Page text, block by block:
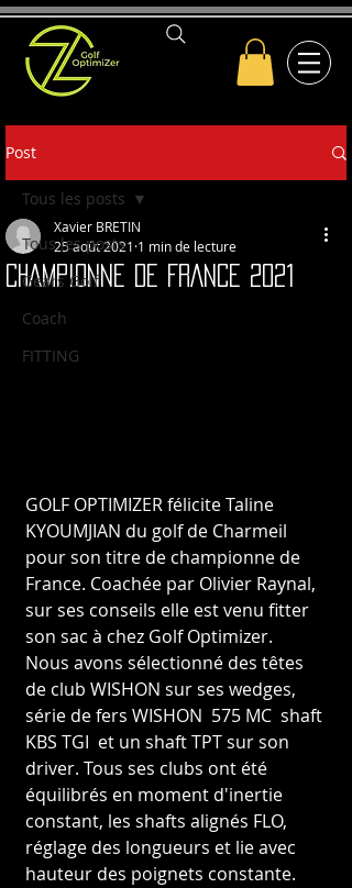
Post
Tous les posts
Gears Golf
Coach
FITTING
Tous les posts
CHAMPIONNE DE FRANCE 2021
Xavier BRETIN
25 août 2021 1 min de lecture
GOLF OPTIMIZER félicite Taline
KYOUMJIAN du golf de Charmeil
pour son titre de championne de
France. Coachée par Olivier Raynal,
sur ses conseils elle est venu fitter
son sac à chez Golf Optimizer.
Nous avons sélectionné des têtes
de club WISHON sur ses wedges,
série de fers WISHON  575 MC  shaft
KBS TGI  et un shaft TPT sur son
driver. Tous ses clubs ont été
équilibrés en moment d'inertie
constant, les shafts alignés FLO,
réglage des longueurs et lie avec
hauteur des poignets constante.